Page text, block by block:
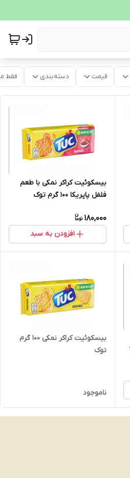
قیمت دسته‌بندی فقط
بیسکوئیت کراکر نمکی با طعم
فلفل پاپریکا 100 گرم توک
180,000
افزودن به سبد
بیسکوئیت کراکر نمکی 100 گرم
توک
ناموجود